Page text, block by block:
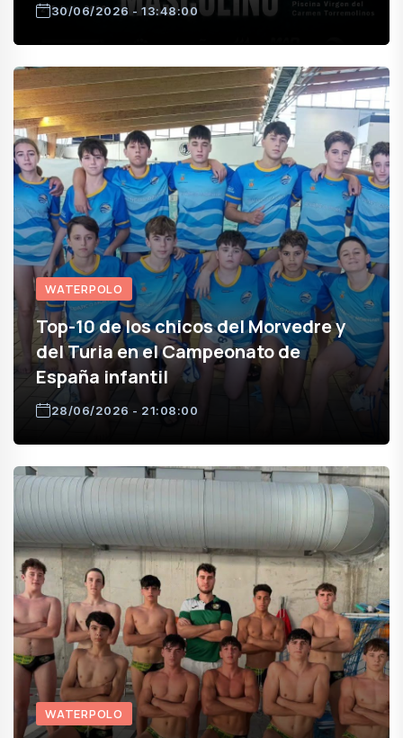
30/06/2026 - 13:48:00
WATERPOLO
Top-10 de los chicos del Morvedre y
del Turia en el Campeonato de
España infantil
28/06/2026 - 21:08:00
WATERPOLO